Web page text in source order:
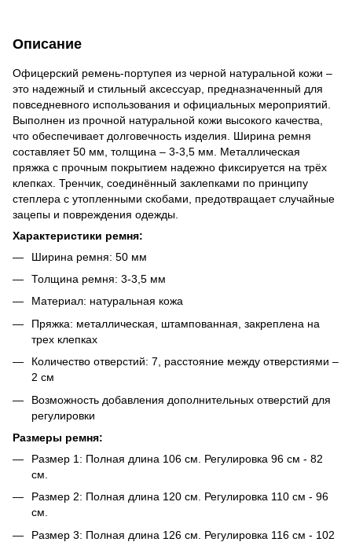
Описание
Офицерский ремень-портупея из черной натуральной кожи –
это надежный и стильный аксессуар, предназначенный для
повседневного использования и официальных мероприятий.
Выполнен из прочной натуральной кожи высокого качества,
что обеспечивает долговечность изделия. Ширина ремня
составляет 50 мм, толщина – 3-3,5 мм. Металлическая
пряжка с прочным покрытием надежно фиксируется на трёх
клепках. Тренчик, соединённый заклепками по принципу
степлера с утопленными скобами, предотвращает случайные
зацепы и повреждения одежды.
Характеристики ремня:
Ширина ремня: 50 мм
Толщина ремня: 3-3,5 мм
Материал: натуральная кожа
Пряжка: металлическая, штампованная, закреплена на
трех клепках
Количество отверстий: 7, расстояние между отверстиями –
2 см
Возможность добавления дополнительных отверстий для
регулировки
Размеры ремня:
Размер 1: Полная длина 106 см. Регулировка 96 см - 82
см.
Размер 2: Полная длина 120 см. Регулировка 110 см - 96
см.
Размер 3: Полная длина 126 см. Регулировка 116 см - 102